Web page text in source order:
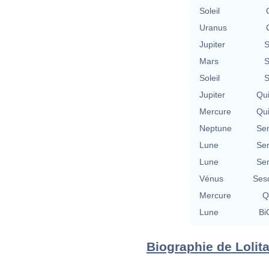
Soleil
Uranus
Jupiter
Mars
Soleil
Jupiter
Mercure
Neptune
Lune
Lune
Vénus
Mercure
Lune
Biographie de